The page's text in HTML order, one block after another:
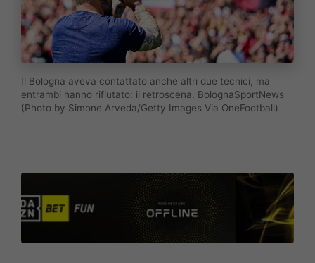
Il Bologna aveva contattato anche altri due tecnici, ma
entrambi hanno rifiutato: il retroscena. BolognaSportNews
(Photo by Simone Arveda/Getty Images Via OneFootball)